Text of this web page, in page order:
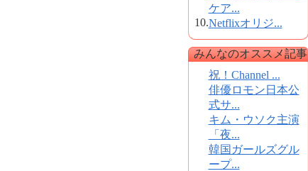
ケア...
10.Netflixオリジ...
みんなのオススメ記事
祝！Channel ...
俳優ロモン日本公
式サ...
キム・ウソク主演
「夜...
韓国ガールズグル
ープ...